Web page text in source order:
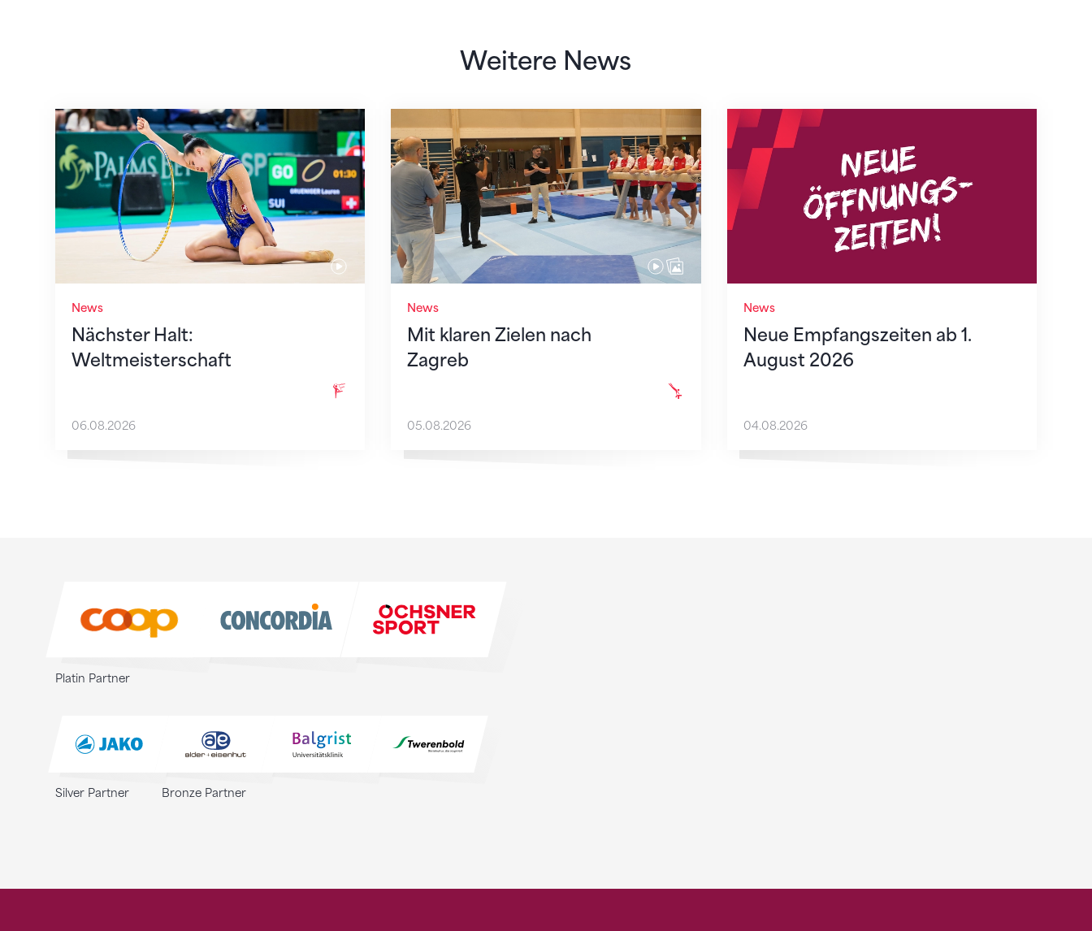
Weitere News
News
Nächster Halt:
Weltmeisterschaft
Nächster Halt: Weltmeisterschaft
06.08.2026
News
Mit klaren Zielen nach
Zagreb
Mit klaren Zielen nach Zagreb
05.08.2026
News
Neue Empfangszeiten ab 1.
August 2026
Neue Empfangszeiten ab 1. August 2026
04.08.2026
Platin Partner
Silver Partner Bronze Partner